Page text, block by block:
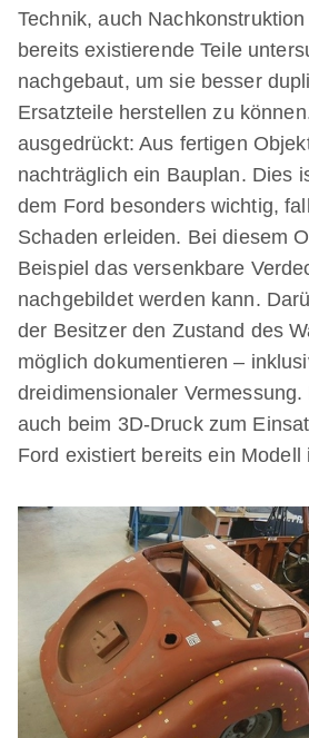
Technik, auch
bereits existierende Teile
nachgebaut, um sie besser
Ersatzteile herstellen zu
ausgedrückt: Aus fertigen
nachträglich ein Bauplan. Dies
dem Ford besonders wichtig,
Schaden erleiden. Bei diesem
Beispiel das versenkbare
nachgebildet werden kann.
der Besitzer den Zustand des
möglich dokumentieren –
dreidimensionaler
auch beim 3D-Druck zum
Ford existiert bereits ein Modell